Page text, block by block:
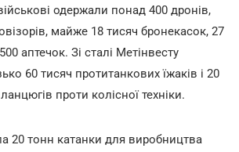
одержали понад 400 дронів,
майже 18 тисяч бронекасок, 27
аптечок. Зі сталі Метінвесту
60 тисяч протитанкових їжаків і 20
проти колісної техніки.
20 тонн катанки для виробництва